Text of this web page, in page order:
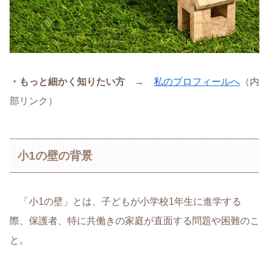
・もっと細かく知りたい方 → 私のプロフィールへ （内
部リンク）
小1の壁の背景
「小1の壁」とは、子どもが小学校1年生に進学する
際、保護者、特に共働きの家庭が直面する問題や困難のこ
と。